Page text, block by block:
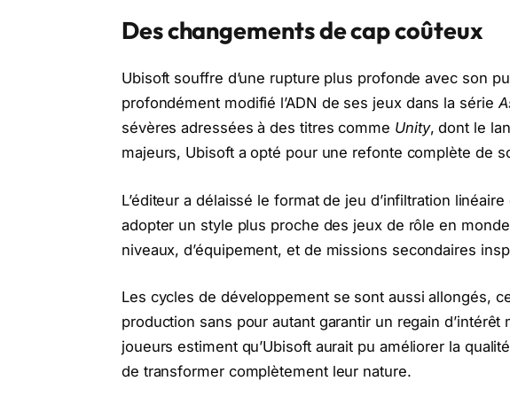
Des changements de cap coûteux
Ubisoft souffre d’une rupture plus profonde avec son
profondément modifié l’ADN de ses jeux dans la série
sévères adressées à des titres comme Unity, dont le
majeurs, Ubisoft a opté pour une refonte complète de
L’éditeur a délaissé le format de jeu d’infiltration
adopter un style plus proche des jeux de rôle en
niveaux, d’équipement, et de missions secondaires
Les cycles de développement se sont aussi allongés,
production sans pour autant garantir un regain
joueurs estiment qu’Ubisoft aurait pu améliorer la
de transformer complètement leur nature.